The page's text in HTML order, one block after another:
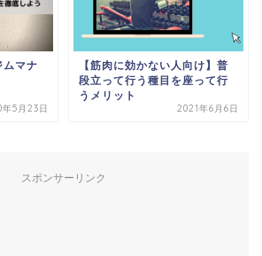
ムマナ
5月23日
【筋肉に効かない人向け】普
段立って行う種目を座って行
うメリット
2021年6月6日
スポンサーリンク